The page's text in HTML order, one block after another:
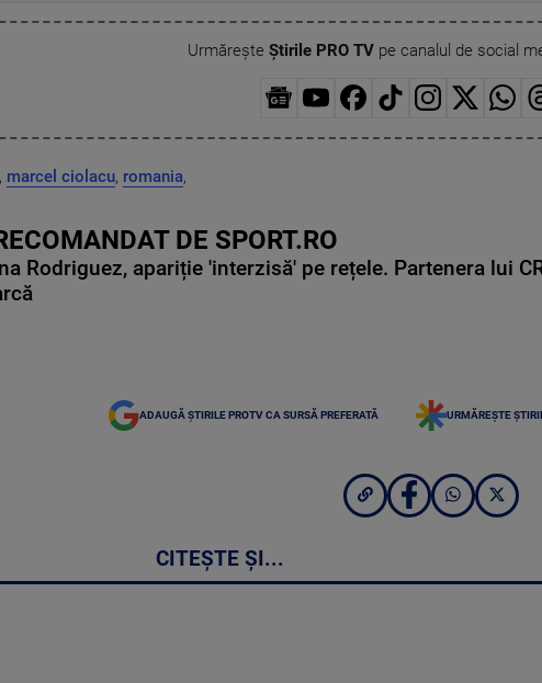
Urmărește Știrile PRO TVpe canalul de social
, marcel ciolacu, romania,
DE SPORT.RO
Rodriguez, apariție 'interzisă' pe rețele. Partenera lui
ADAUGĂ ȘTIRILE PROTV CA SURSĂ PREFERATĂ URMĂREȘTE
CITEȘTE ȘI...